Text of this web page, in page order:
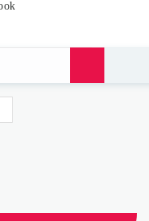
повіртя